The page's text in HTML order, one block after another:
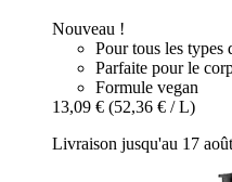
Nouveau !
Pour tous les types
Parfaite pour le
Formule vegan
13,09 € (52,36 € / L)
Livraison jusqu'au 17 août